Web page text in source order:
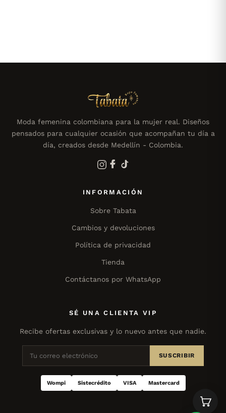
Moda femenina colombiana para la mujer real. Diseños
pensados para cualquier ocasión que acompañan tu día a
día, creados desde Medellín - Colombia.
INFORMACIÓN
Sobre Tabata
Cambios y devoluciones
Política de privacidad
Tienda
Contáctanos por WhatsApp
SÉ UNA CLIENTA VIP
Recibe ofertas exclusivas y lo nuevo antes que nadie.
SUSCRIBIR
Wompi Sistecrédito VISA Mastercard